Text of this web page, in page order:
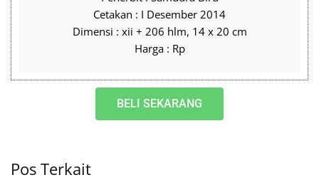
Cetakan : I Desember 2014
Dimensi : xii + 206 hlm, 14 x 20 cm
Harga : Rp
BELI SEKARANG
Pos Terkait